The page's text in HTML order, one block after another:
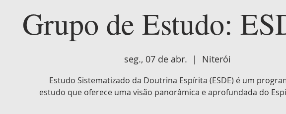
Grupo de Estudo:
seg., 07 de abr.
  |
Niterói
Estudo Sistematizado da Doutrina Espírita (ESDE) é um
estudo que oferece uma visão panorâmica e aprofundada do